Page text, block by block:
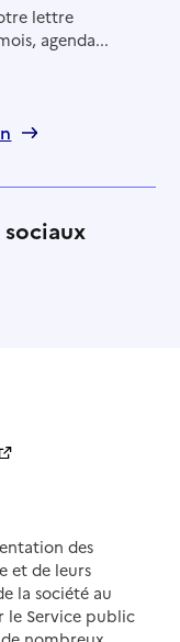
lettre
agenda...
sociaux
des
et de leurs
la société au
le Service public